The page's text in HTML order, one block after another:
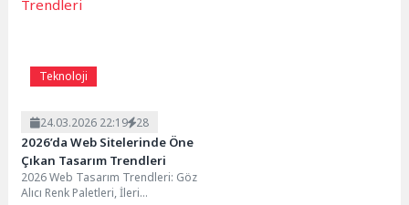
Teknoloji
24.03.2026 22:19 28
2026’da Web Sitelerinde Öne
Çıkan Tasarım Trendleri
2026 Web Tasarım Trendleri: Göz
Alıcı Renk Paletleri, İleri